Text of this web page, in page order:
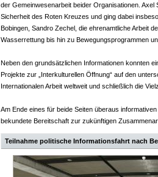
der Gemeinwesenarbeit beider Organisationen.
Sicherheit des Roten Kreuzes und ging dabei
Bobingen, Sandro Zechel, die ehrenamtliche Arbeit
Wasserrettung bis hin zu Bewegungsprogrammen
Neben den grundsätzlichen Informationen konnten
Projekte zur „Interkulturellen Öffnung“ auf den
Internationalen Arbeit weltweit und schließlich die
Am Ende eines für beide Seiten überaus
bekundete Bereitschaft zur zukünftigen
Teilnahme politische Informationsfahrt nach